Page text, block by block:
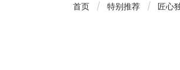
首页 特别推荐 匠心